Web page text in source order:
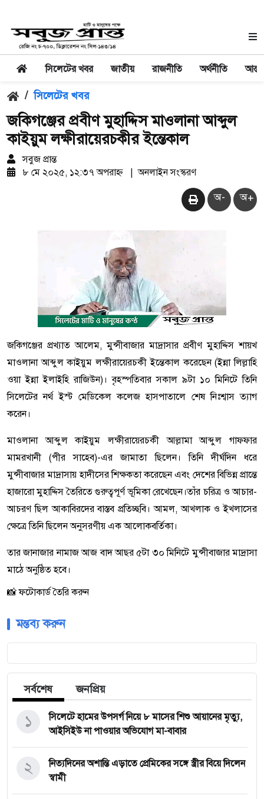
সিলেটের খবর জাতীয় রাজনীতি অর্থনীতি
/ সিলেটের খবর
জকিগঞ্জের প্রবীণ মুহাদ্দিস মাওলানা আব্দুল
কাইয়ুম লক্ষীরায়েরচকীর ইন্তেকাল
সবুজ প্রান্ত
৮ মে ২০২৫, ১২:৩৭ অপরাহ্ন
অনলাইন সংস্করণ
অ- অ+
জকিগঞ্জের প্রখ্যাত আলেম, মুন্সীবাজার মাদ্রাসার প্রবীণ মুহাদ্দিস শায়খ
মাওলানা আব্দুল কাইয়ুম লক্ষীরায়েরচকী ইন্তেকাল করেছেন (ইন্না লিল্লাহি
ওয়া ইন্না ইলাইহি রাজিউন)। বৃহস্পতিবার সকাল ৯টা ১০ মিনিটে তিনি
সিলেটের নর্থ ইস্ট মেডিকেল কলেজ হাসপাতালে শেষ নিঃশ্বাস ত্যাগ
করেন।
মাওলানা আব্দুল কাইয়ুম লক্ষীরায়েরচকী আল্লামা আব্দুল গাফফার
মামরখানী (পীর সাহেব)-এর জামাতা ছিলেন। তিনি দীর্ঘদিন ধরে
মুন্সীবাজার মাদ্রাসায় হাদীসের শিক্ষকতা করেছেন এবং দেশের বিভিন্ন প্রান্তে
হাজারো মুহাদ্দিস তৈরিতে গুরুত্বপূর্ণ ভূমিকা রেখেছেন।তাঁর চরিত্র ও আচার-
আচরণ ছিল আকাবিরদের বাস্তব প্রতিচ্ছবি। আমল, আখলাক ও ইখলাসের
ক্ষেত্রে তিনি ছিলেন অনুসরণীয় এক আলোকবর্তিকা।
তার জানাজার নামাজ আজ বাদ আছর ৫টা ৩০ মিনিটে মুন্সীবাজার মাদ্রাসা
মাঠে অনুষ্ঠিত হবে।
📸 ফটোকার্ড তৈরি করুন
মন্তব্য করুন
সর্বশেষ জনপ্রিয়
সিলেটে হামের উপসর্গ নিয়ে ৮ মাসের শিশু আয়ানের মৃত্যু,
আইসিইউ না পাওয়ার অভিযোগ মা-বাবার
১
নিত্যদিনের অশান্তি এড়াতে প্রেমিকের সঙ্গে স্ত্রীর বিয়ে দিলেন
স্বামী
২